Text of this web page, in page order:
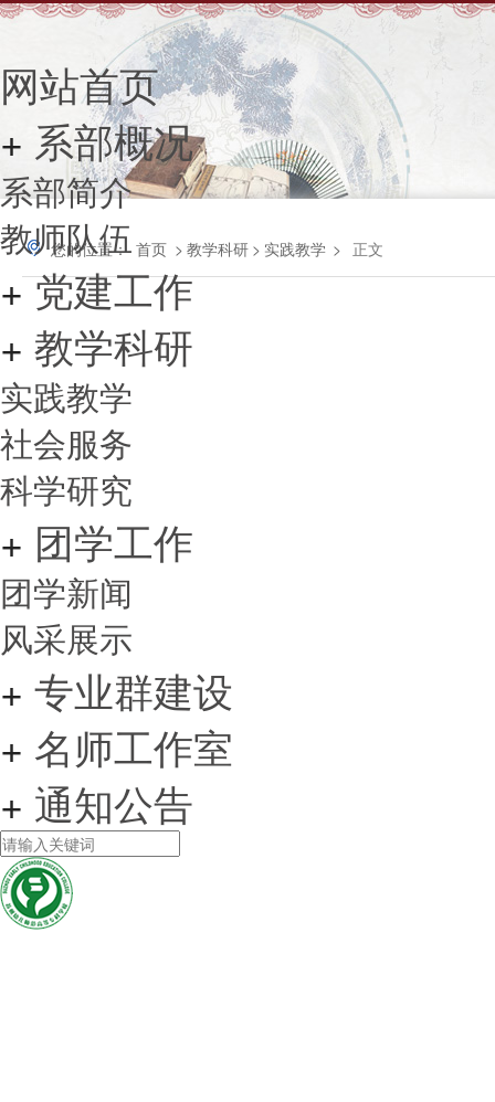
网站首页
+ 系部概况
系部简介
教师队伍
+党建工作
+ 教学科研
实践教学
社会服务
科学研究
+ 团学工作
团学新闻
风采展示
+ 专业群建设
+ 名师工作室
+ 通知公告
您的位置： 首页 > 教学科研 > 实践教学 > 正文